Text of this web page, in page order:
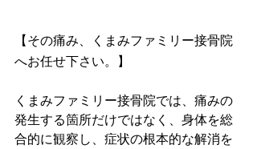
【その痛み、くまみファミリー接骨院
へお任せ下さい。】
くまみファミリー接骨院では、痛みの
発生する箇所だけではなく、身体を総
合的に観察し、症状の根本的な解消を